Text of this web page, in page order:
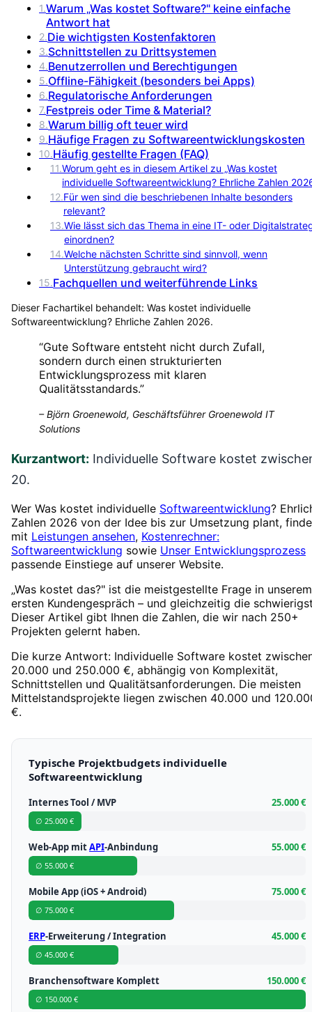
1.Warum „Was kostet Software?" keine einfache
Antwort hat
2.Die wichtigsten Kostenfaktoren
3.Schnittstellen zu Drittsystemen
4.Benutzerrollen und Berechtigungen
5.Offline-Fähigkeit (besonders bei Apps)
6.Regulatorische Anforderungen
7.Festpreis oder Time & Material?
8.Warum billig oft teuer wird
9.Häufige Fragen zu Softwareentwicklungskosten
10.Häufig gestellte Fragen (FAQ)
11.Worum geht es in diesem Artikel zu „Was kostet
individuelle Softwareentwicklung? Ehrliche Zahlen
12.Für wen sind die beschriebenen Inhalte besonders
relevant?
13.Wie lässt sich das Thema in eine IT- oder
einordnen?
14.Welche nächsten Schritte sind sinnvoll, wenn
Unterstützung gebraucht wird?
15.Fachquellen und weiterführende Links
Dieser Fachartikel behandelt: Was kostet individuelle
Softwareentwicklung? Ehrliche Zahlen 2026.
“Gute Software entsteht nicht durch Zufall,
sondern durch einen strukturierten
Entwicklungsprozess mit klaren
Qualitätsstandards.”
–Björn Groenewold, Geschäftsführer Groenewold IT
Solutions
Kurzantwort: Individuelle Software kostet
20.
Wer Was kostet individuelle Softwareentwicklung?
Zahlen 2026 von der Idee bis zur Umsetzung plant,
mit Leistungen ansehen, Kostenrechner:
Softwareentwicklung sowie Unser Entwicklungsprozess
passende Einstiege auf unserer Website.
„Was kostet das?" ist die meistgestellte Frage in unserem
ersten Kundengespräch – und gleichzeitig die
Dieser Artikel gibt Ihnen die Zahlen, die wir nach 250+
Projekten gelernt haben.
Die kurze Antwort: Individuelle Software kostet
20.000 und 250.000 €, abhängig von Komplexität,
Schnittstellen und Qualitätsanforderungen. Die meisten
Mittelstandsprojekte liegen zwischen 40.000 und
€.
Typische Projektbudgets individuelle
Softwareentwicklung
Internes Tool / MVP 25.000 €
∅ 25.000 €
Web-App mitAPI-Anbindung 55.000 €
∅ 55.000 €
Mobile App (iOS + Android) 75.000 €
∅ 75.000 €
ERP-Erweiterung / Integration 45.000 €
∅ 45.000 €
Branchensoftware Komplett 150.000 €
∅ 150.000 €